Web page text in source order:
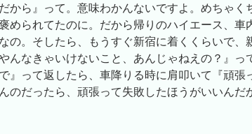
から』って。意味わかんないですよ。めちゃく
められてたのに。だから帰りのハイエース、車
の。そしたら、もうすぐ新宿に着くくらいで、
なきゃいけないこと、あんじゃねえの？』っ
』って返したら、車降りる時に肩叩いて『頑張
のだったら、頑張って失敗したほうがいいんだ